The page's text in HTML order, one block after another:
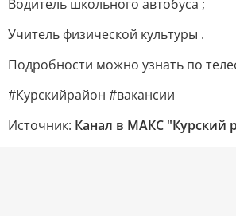
Водитель школьного автобуса ;
Учитель физической культуры .
Подробности можно узнать по
#Курскийрайон #вакансии
Источник: Канал в МАКС "Курский